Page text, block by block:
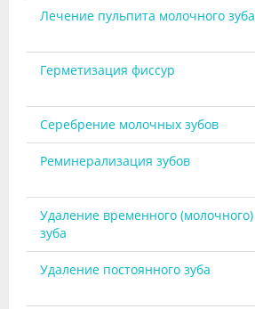
Лечение пульпита молочного зуба
Герметизация фиссур
Серебрение молочных зубов
Реминерализация зубов
Удаление временного (молочного)
зуба
Удаление постоянного зуба